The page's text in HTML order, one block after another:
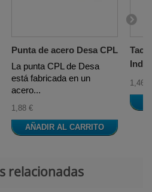
Punta de acero Desa CPL
La punta CPL de Desa
está fabricada en un
acero...
1,88 €
AÑADIR AL CARRITO
1,46 €
relacionadas